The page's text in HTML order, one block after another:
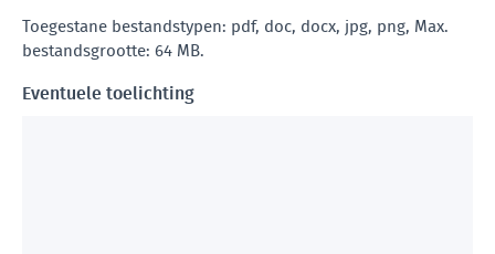
Toegestane bestandstypen: pdf, doc, docx, jpg, png, Max.
bestandsgrootte: 64 MB.
Eventuele toelichting